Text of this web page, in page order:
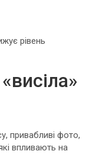
рівень
привабливі фото,
впливають на